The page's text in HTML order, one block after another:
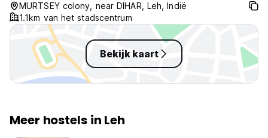
MURTSEY colony, near DIHAR, Leh, Indië
1.1km van het stadscentrum
Bekijk kaart
Meer hostels in Leh